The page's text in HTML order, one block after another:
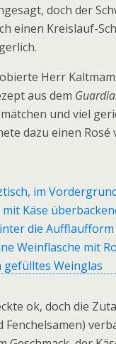
doch der
einen Kreislauf-
Herr
aus dem
und viel
dazu einen Rosé
ok, doch die